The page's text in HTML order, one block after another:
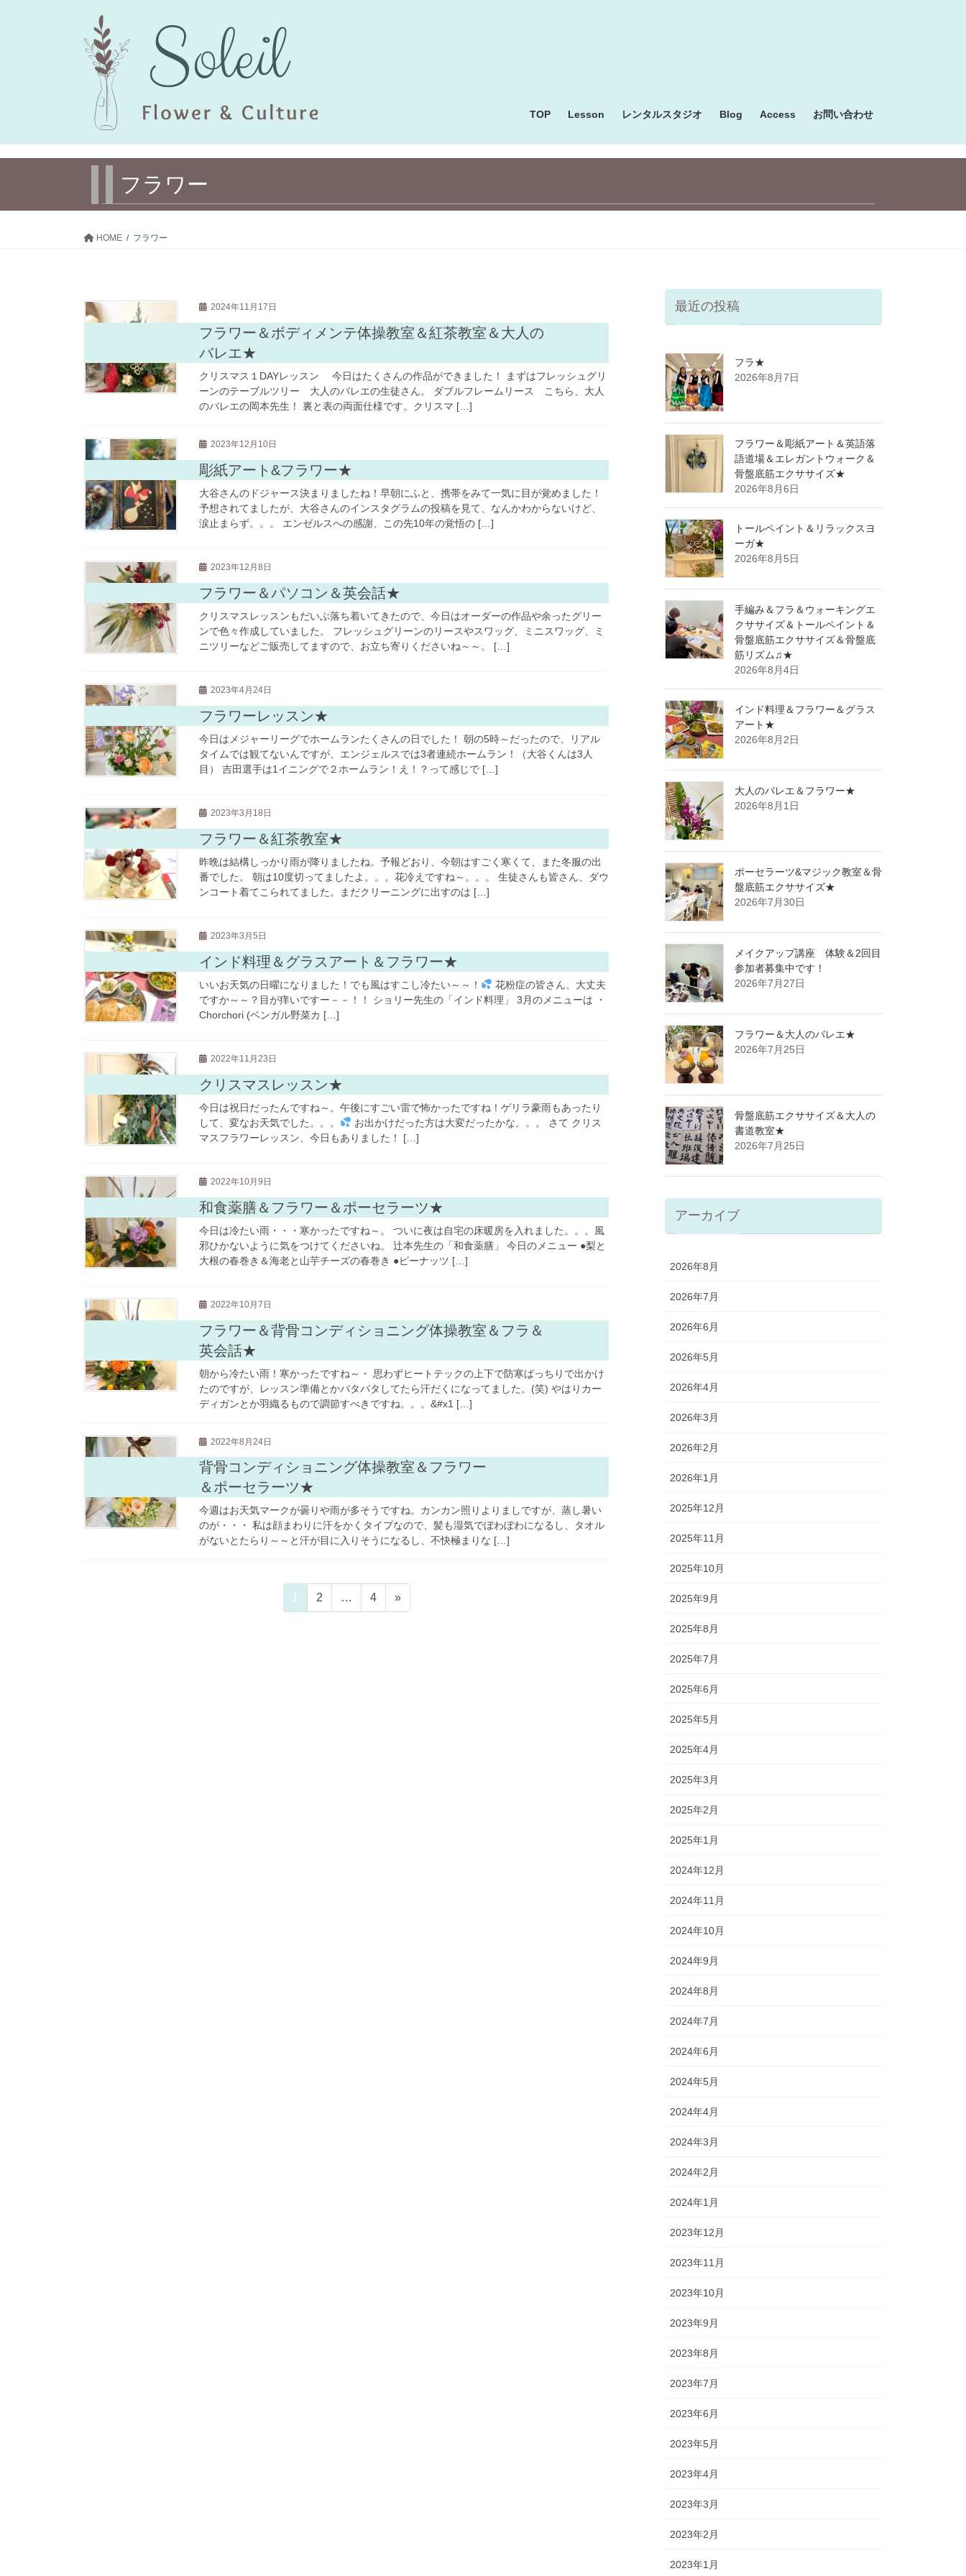
ッ
移
TOP Lesson レンタルスタジオ Blog Access お問い合わせ
フラワー
HOME フラワー
2024年11月17日
フラワー＆ボディメンテ体操教室＆紅茶教室＆大人の
バレエ★
クリスマス１DAYレッスン 今日はたくさんの作品ができました！ まずはフレッシュグリ
ーンのテーブルツリー 大人のバレエの生徒さん。 ダブルフレームリース こちら、大人
のバレエの岡本先生！ 裏と表の両面仕様です。クリスマ […]
2023年12月10日
彫紙アート&フラワー★
大谷さんのドジャース決まりましたね！早朝にふと、携帯をみて一気に目が覚めました！
予想されてましたが、大谷さんのインスタグラムの投稿を見て、なんかわからないけど、
涙止まらず。。。 エンゼルスへの感謝、この先10年の覚悟の […]
2023年12月8日
フラワー＆パソコン＆英会話★
クリスマスレッスンもだいぶ落ち着いてきたので、今日はオーダーの作品や余ったグリー
ンで色々作成していました。 フレッシュグリーンのリースやスワッグ、ミニスワッグ、ミ
ニツリーなどご販売してますので、お立ち寄りくださいね～～。 […]
2023年4月24日
フラワーレッスン★
今日はメジャーリーグでホームランたくさんの日でした！ 朝の5時～だったので、リアル
タイムでは観てないんですが、エンジェルスでは3者連続ホームラン！（大谷くんは3人
目） 吉田選手は1イニングで２ホームラン！え！？って感じで […]
2023年3月18日
フラワー＆紅茶教室★
昨晩は結構しっかり雨が降りましたね。予報どおり、今朝はすごく寒くて、また冬服の出
番でした。 朝は10度切ってましたよ。。。花冷えですね～。。。 生徒さんも皆さん、ダウ
ンコート着てこられてました。まだクリーニングに出すのは […]
2023年3月5日
インド料理＆グラスアート＆フラワー★
いいお天気の日曜になりました！でも風はすこし冷たい～～！
花粉症の皆さん、大丈夫
ですか～～？目が痒いですー－－！！ ショリー先生の「インド料理」 3月のメニューは ・
Chorchori (ベンガル野菜カ […]
2022年11月23日
クリスマスレッスン★
今日は祝日だったんですね～。午後にすごい雷で怖かったですね！ゲリラ豪雨もあったり
して、変なお天気でした。。。
お出かけだった方は大変だったかな。。。 さて クリス
マスフラワーレッスン、今日もありました！ […]
2022年10月9日
和食薬膳＆フラワー＆ポーセラーツ★
今日は冷たい雨・・・寒かったですね～。 ついに夜は自宅の床暖房を入れました。。。風
邪ひかないように気をつけてくださいね。 辻本先生の「和食薬膳」 今日のメニュー ●梨と
大根の春巻き＆海老と山芋チーズの春巻き ●ピーナッツ […]
2022年10月7日
フラワー＆背骨コンディショニング体操教室＆フラ＆
英会話★
朝から冷たい雨！寒かったですね～・ 思わずヒートテックの上下で防寒ばっちりで出かけ
たのですが、レッスン準備とかバタバタしてたら汗だくになってました。(笑) やはりカー
ディガンとか羽織るもので調節すべきですね。。。&#x1 […]
2022年8月24日
背骨コンディショニング体操教室＆フラワー
＆ポーセラーツ★
今週はお天気マークが曇りや雨が多そうですね。カンカン照りよりましですが、蒸し暑い
のが・・・ 私は顔まわりに汗をかくタイプなので、髪も湿気でぼわぼわになるし、タオル
がないとたらり～～と汗が目に入りそうになるし、不快極まりな […]
固
定
1
固
定
2 …
固
定
4 »
最近の投稿
フラ★
2026年8月7日
フラワー＆彫紙アート＆英語落
語道場＆エレガントウォーク＆
骨盤底筋エクササイズ★
2026年8月6日
トールペイント＆リラックスヨ
ーガ★
2026年8月5日
手編み＆フラ＆ウォーキングエ
クササイズ＆トールペイント＆
骨盤底筋エクササイズ＆骨盤底
筋リズム♫★
2026年8月4日
インド料理＆フラワー＆グラス
アート★
2026年8月2日
大人のバレエ＆フラワー★
2026年8月1日
ポーセラーツ&マジック教室＆骨
盤底筋エクササイズ★
2026年7月30日
メイクアップ講座 体験＆2回目
参加者募集中です！
2026年7月27日
フラワー＆大人のバレエ★
2026年7月25日
骨盤底筋エクササイズ＆大人の
書道教室★
2026年7月25日
アーカイブ
2026年8月
2026年7月
2026年6月
2026年5月
2026年4月
2026年3月
2026年2月
2026年1月
2025年12月
2025年11月
2025年10月
2025年9月
2025年8月
2025年7月
2025年6月
2025年5月
2025年4月
2025年3月
2025年2月
2025年1月
2024年12月
2024年11月
2024年10月
2024年9月
2024年8月
2024年7月
2024年6月
2024年5月
2024年4月
2024年3月
2024年2月
2024年1月
2023年12月
2023年11月
2023年10月
2023年9月
2023年8月
2023年7月
2023年6月
2023年5月
2023年4月
2023年3月
2023年2月
2023年1月